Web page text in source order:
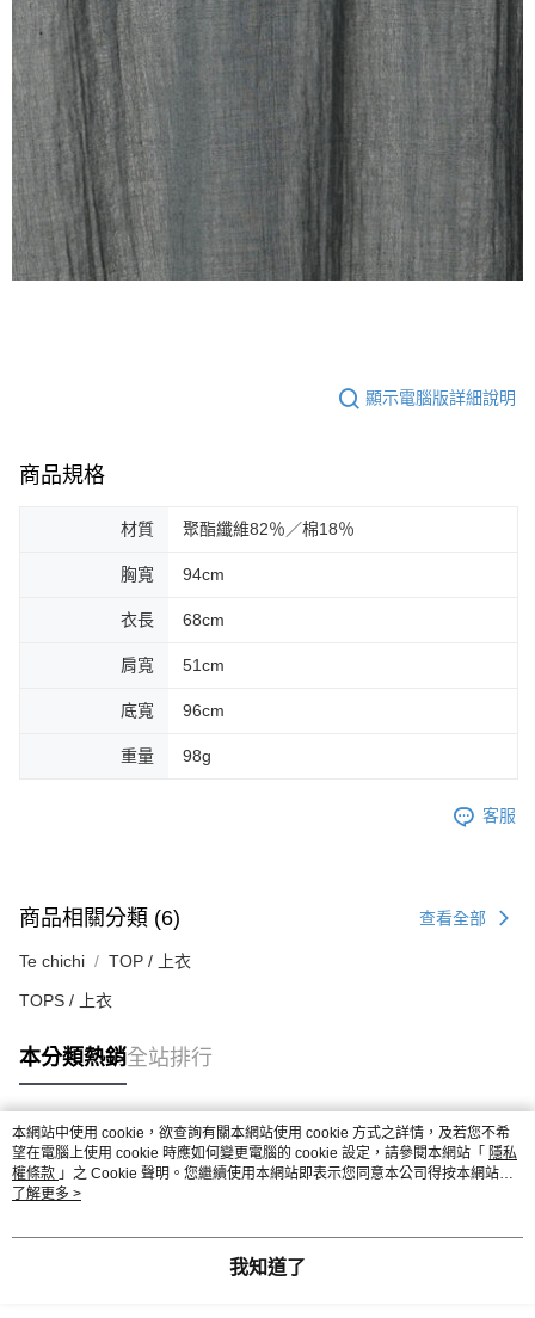
顯示電腦版詳細說明
商品規格
材質 聚酯纖維82％／棉18％
胸寬 94cm
衣長 68cm
肩寬 51cm
底寬 96cm
重量 98g
客服
商品相關分類 (6) 查看全部
Te chichi TOP / 上衣
TOPS / 上衣
本分類熱銷全站排行
熱門標籤
本網站中使用 cookie，欲查詢有關本網站使用 cookie 方式之詳情，及若您不希
望在電腦上使用 cookie 時應如何變更電腦的 cookie 設定，請參閱本網站「 隱私
權條款 」之 Cookie 聲明。您繼續使用本網站即表示您同意本公司得按本網站使
用條款之 Cookie 聲明使用 cookie。
了解更多 >
我知道了